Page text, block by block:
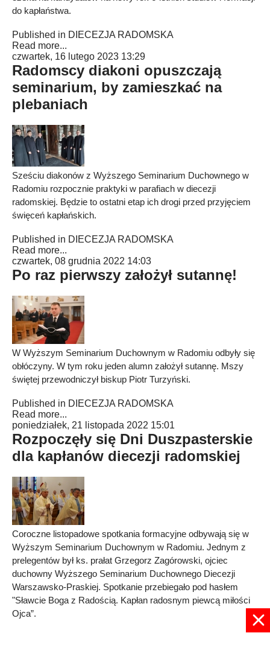
do kapłaństwa.
Published in DIECEZJA RADOMSKA
Read more...
czwartek, 16 lutego 2023 13:29
Radomscy diakoni opuszczają
seminarium, by zamieszkać na
plebaniach
Sześciu diakonów z Wyższego Seminarium Duchownego w
Radomiu rozpocznie praktyki w parafiach w diecezji
radomskiej. Będzie to ostatni etap ich drogi przed przyjęciem
święceń kapłańskich.
Published in DIECEZJA RADOMSKA
Read more...
czwartek, 08 grudnia 2022 14:03
Po raz pierwszy założył sutannę!
W Wyższym Seminarium Duchownym w Radomiu odbyły się
obłóczyny. W tym roku jeden alumn założył sutannę. Mszy
świętej przewodniczył biskup Piotr Turzyński.
Published in DIECEZJA RADOMSKA
Read more...
poniedziałek, 21 listopada 2022 15:01
Rozpoczęły się Dni Duszpasterskie
dla kapłanów diecezji radomskiej
Coroczne listopadowe spotkania formacyjne odbywają się w
Wyższym Seminarium Duchownym w Radomiu. Jednym z
prelegentów był ks. prałat Grzegorz Zagórowski, ojciec
duchowny Wyższego Seminarium Duchownego Diecezji
Warszawsko-Praskiej. Spotkanie przebiegało pod hasłem
"Sławcie Boga z Radością. Kapłan radosnym piewcą miłości
Ojca”.